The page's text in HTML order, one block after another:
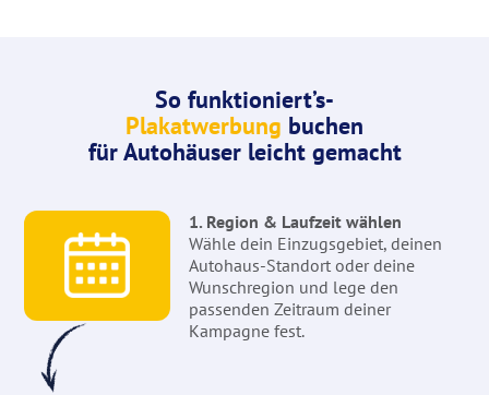
So funktioniert’s-
Plakatwerbung buchen
für Autohäuser leicht gemacht
1. Region & Laufzeit wählen
Wähle dein Einzugsgebiet, deinen
Autohaus-Standort oder deine
Wunschregion und lege den
passenden Zeitraum deiner
Kampagne fest.